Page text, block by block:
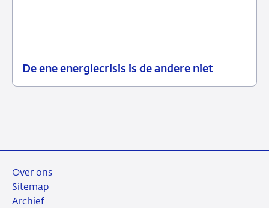
De ene energiecrisis is de andere niet
Over ons
Sitemap
Archief